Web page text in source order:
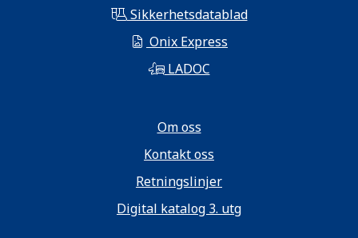
Sikkerhetsdatablad
Onix Express
LADOC
Om oss
Kontakt oss
Retningslinjer
Digital katalog 3. utg